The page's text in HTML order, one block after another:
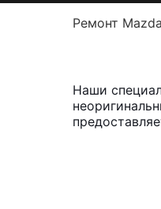
Ремонт Mazda
Наши